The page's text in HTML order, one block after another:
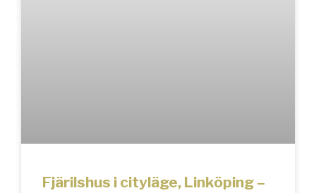
Fjärilshus i cityläge, Linköping –